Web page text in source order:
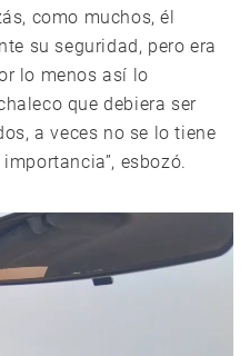
como muchos, él
su seguridad, pero era
lo menos así lo
que debiera ser
a veces no se lo tiene
esbozó.